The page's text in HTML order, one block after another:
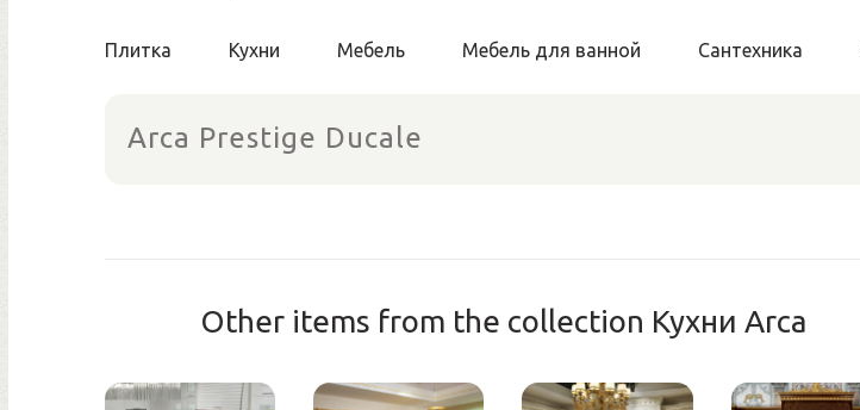
Плитка Кухни Мебель Мебель для ванной Сантехника
Arca Prestige Ducale
Other items from the collection Кухни Arca